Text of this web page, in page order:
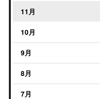
11月
10月
9月
8月
7月